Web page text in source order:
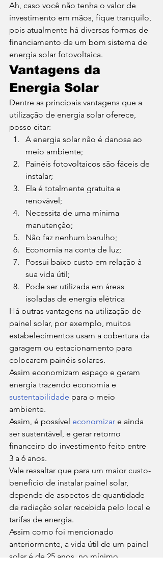
Ah, caso você não tenha o valor de
investimento em mãos, fique tranquilo,
pois atualmente há diversas formas de
financiamento de um bom sistema de
energia solar fotovoltaica.
Vantagens da
Energia Solar
Dentre as principais vantagens que a
utilização de energia solar oferece,
posso citar:
A energia solar não é danosa ao
meio ambiente;
Painéis fotovoltaicos são fáceis de
instalar;
Ela é totalmente gratuita e
renovável;
Necessita de uma mínima
manutenção;
Não faz nenhum barulho;
Economia na conta de luz;
Possui baixo custo em relação à
sua vida útil;
Pode ser utilizada em áreas
isoladas de energia elétrica
Há outras vantagens na utilização de
painel solar, por exemplo, muitos
estabelecimentos usam a cobertura da
garagem ou estacionamento para
colocarem painéis solares.
Assim economizam espaço e geram
energia trazendo economia e
sustentabilidade para o meio
ambiente.
Assim, é possível economizar e ainda
ser sustentável, e gerar retorno
financeiro do investimento feito entre
3 a 6 anos.
Vale ressaltar que para um maior custo-
benefício de instalar painel solar,
depende de aspectos de quantidade
de radiação solar recebida pelo local e
tarifas de energia.
Assim como foi mencionado
anteriormente, a vida útil de um painel
solar é de 25 anos, no mínimo.